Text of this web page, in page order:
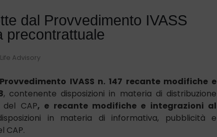
dal Provvedimento IVASS
precontrattuale
Advisory
Provvedimento IVASS n. 147 recante modifiche e
, contenente disposizioni in materia di distribuzione
CAP, e recante modifiche e integrazioni al
in materia di informativa, pubblicità e
CAP.